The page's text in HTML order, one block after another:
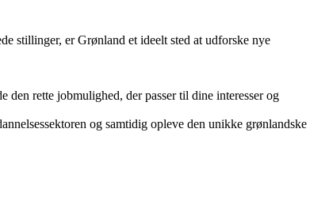
stillinger, er Grønland et ideelt sted at udforske nye
rette jobmulighed, der passer til dine interesser og
og samtidig opleve den unikke grønlandske